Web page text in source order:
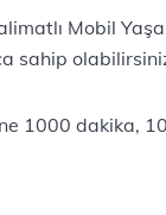
Mobil
sahip
1000 dakika,